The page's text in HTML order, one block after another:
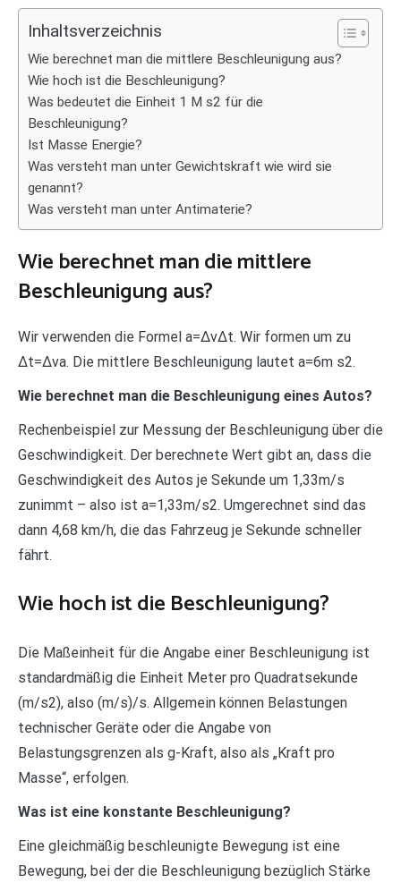
Inhaltsverzeichnis
Wie berechnet man die mittlere Beschleunigung aus?
Wie hoch ist die Beschleunigung?
Was bedeutet die Einheit 1 M s2 für die
Beschleunigung?
Ist Masse Energie?
Was versteht man unter Gewichtskraft wie wird sie
genannt?
Was versteht man unter Antimaterie?
Wie berechnet man die mittlere
Beschleunigung aus?
Wir verwenden die Formel a=ΔvΔt. Wir formen um zu
Δt=Δva. Die mittlere Beschleunigung lautet a=6m s2.
Wie berechnet man die Beschleunigung eines Autos?
Rechenbeispiel zur Messung der Beschleunigung über die
Geschwindigkeit. Der berechnete Wert gibt an, dass die
Geschwindigkeit des Autos je Sekunde um 1,33m/s
zunimmt – also ist a=1,33m/s2. Umgerechnet sind das
dann 4,68 km/h, die das Fahrzeug je Sekunde schneller
fährt.
Wie hoch ist die Beschleunigung?
Die Maßeinheit für die Angabe einer Beschleunigung ist
standardmäßig die Einheit Meter pro Quadratsekunde
(m/s2), also (m/s)/s. Allgemein können Belastungen
technischer Geräte oder die Angabe von
Belastungsgrenzen als g-Kraft, also als „Kraft pro
Masse“, erfolgen.
Was ist eine konstante Beschleunigung?
Eine gleichmäßig beschleunigte Bewegung ist eine
Bewegung, bei der die Beschleunigung bezüglich Stärke